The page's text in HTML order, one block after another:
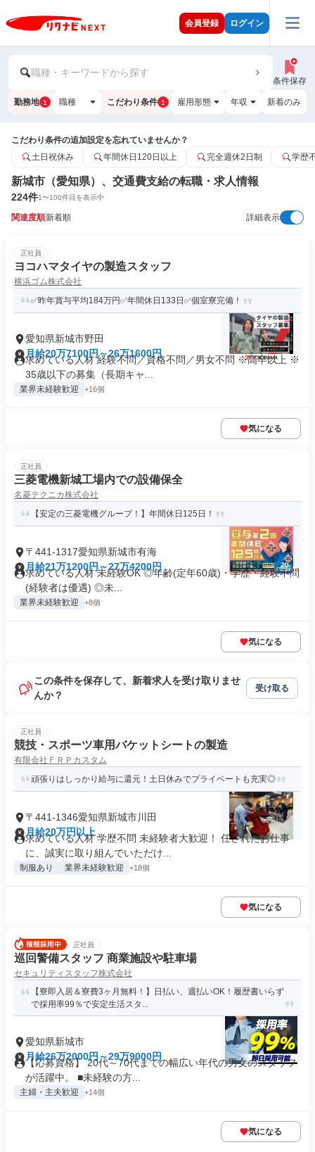
会員登録 ログイン
職種・キーワードから探す
条件保存
勤務地 1 職種 こだわり条件 1 雇用形態 年収 新着のみ
こだわり条件の追加設定を忘れていませんか？
土日祝休み
年間休日120日以上 完全週休2日制 学歴
新城市（愛知県）、交通費支給の転職・求人情報
224件1〜100件目を表示中
関連度順新着順 詳細表示
正社員
ヨコハマタイヤの製造スタッフ
横浜ゴム株式会社
✅昨年賞与平均184万円✅年間休日133日✅個室寮完備！
愛知県新城市野田
月給20万7100円～26万1600円
求めている人材 経験不問／資格不問／男女不問 ※高卒以上 ※
35歳以下の募集（長期キャ...
業界未経験歓迎 +16個
気になる
正社員
三菱電機新城工場内での設備保全
名菱テクニカ株式会社
【安定の三菱電機グループ！】年間休日125日！
〒441-1317愛知県新城市有海
月給21万1200円～27万4200円
求めている人材 未経験OK ◎年齢(定年60歳)・学歴・経験不問
(経験者は優遇) ◎未...
業界未経験歓迎 +8個
気になる
この条件を保存して、新着求人を受け取りませ
んか？
受け取る
正社員
競技・スポーツ車用バケットシートの製造
有限会社ＦＲＰカスタム
頑張りはしっかり給与に還元！土日休みでプライベートも充実◎
〒441-1346愛知県新城市川田
月給20万円以上
求めている人材 学歴不問 未経験者大歓迎！ 任されたお仕事
に、誠実に取り組んでいただけ...
制服あり 業界未経験歓迎 +18個
気になる
正社員
巡回警備スタッフ 商業施設や駐車場
セキュリティスタッフ株式会社
【寮即入居＆寮費3ヶ月無料！】日払い、週払いOK！履歴書いらず
で採用率99％で安定生活スタ...
愛知県新城市
月給26万2000円～29万9000円
【応募資格】 20代～70代までの幅広い年代の男女のスタッフ
が活躍中。 ■未経験の方...
主婦・主夫歓迎 +14個
気になる